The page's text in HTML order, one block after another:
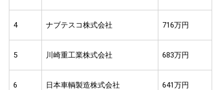
4 ナブテスコ株式会社 716万円
5 川崎重工業株式会社 683万円
6 日本車輌製造株式会社 641万円